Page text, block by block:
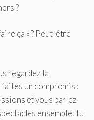
?
ça » ? Peut-être
regardez la
un compromis :
et vous parlez
ensemble. Tu